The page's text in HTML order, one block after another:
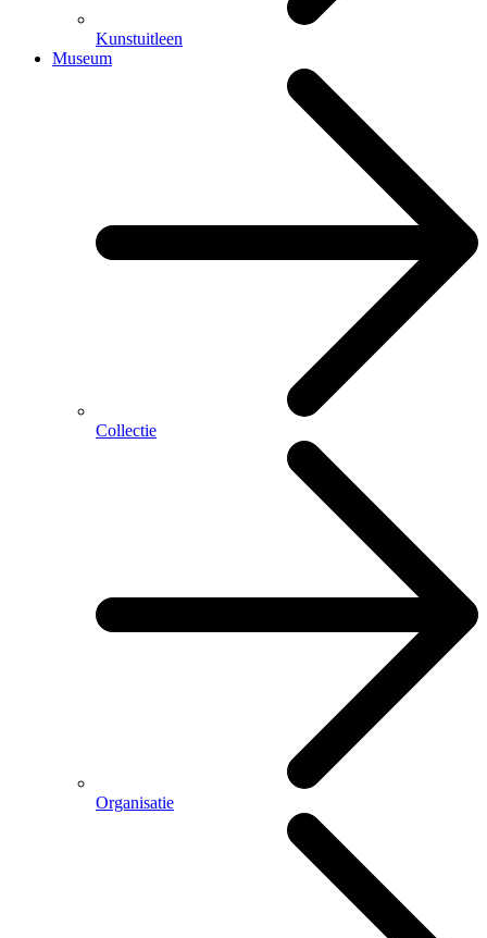
Kunstuitleen
Museum
Collectie
Organisatie